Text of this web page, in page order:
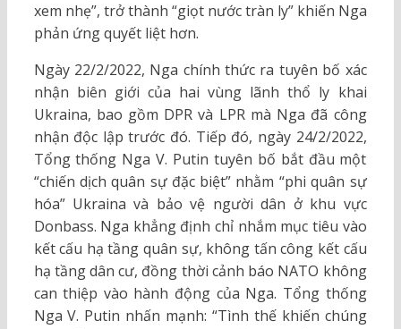
xem nhẹ”, trở thành “giọt nước tràn ly” khiến Nga
phản ứng quyết liệt hơn.
Ngày 22/2/2022, Nga chính thức ra tuyên bố xác
nhận biên giới của hai vùng lãnh thổ ly khai
Ukraina, bao gồm DPR và LPR mà Nga đã công
nhận độc lập trước đó. Tiếp đó, ngày 24/2/2022,
Tổng thống Nga V. Putin tuyên bố bắt đầu một
“chiến dịch quân sự đặc biệt” nhằm “phi quân sự
hóa” Ukraina và bảo vệ người dân ở khu vực
Donbass. Nga khẳng định chỉ nhắm mục tiêu vào
kết cấu hạ tầng quân sự, không tấn công kết cấu
hạ tầng dân cư, đồng thời cảnh báo NATO không
can thiệp vào hành động của Nga. Tổng thống
Nga V. Putin nhấn mạnh: “Tình thế khiến chúng